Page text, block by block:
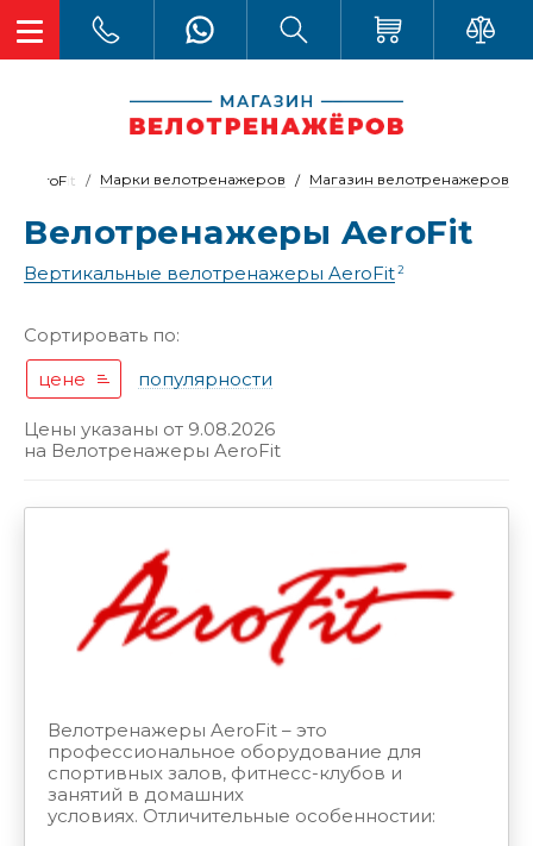
Магазин велотренажеров
Марки велотренажеров
AeroFit
Велотренажеры AeroFit
Вертикальные велотренажеры AeroFit2
Сортировать по:
цене
популярности
Цены указаны от 9.08.2026
на Велотренажеры AeroFit
Велотренажеры AeroFit – это
профессиональное оборудование для
спортивных залов, фитнесс-клубов и
занятий в домашних
условиях. Отличительные особенностии: